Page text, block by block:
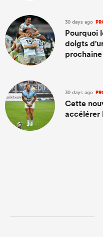
30 days ago
Pourquoi
doigts
prochaine
30 days ago
Cette
accélérer